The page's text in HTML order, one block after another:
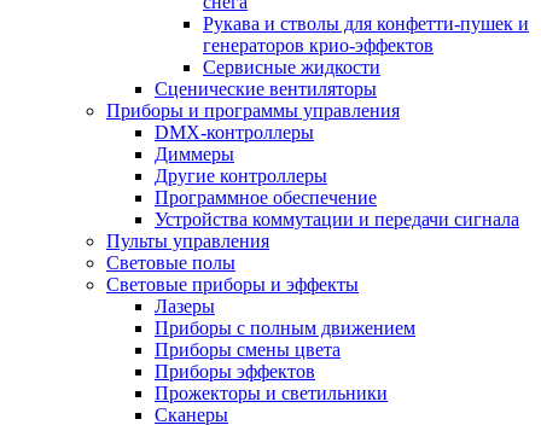
Рукава и стволы для конфетти-пушек и
генераторов крио-эффектов
Сервисные жидкости
Сценические вентиляторы
Приборы и программы управления
DMX-контроллеры
Диммеры
Другие контроллеры
Программное обеспечение
Устройства коммутации и передачи сигнала
Пульты управления
Световые полы
Световые приборы и эффекты
Лазеры
Приборы с полным движением
Приборы смены цвета
Приборы эффектов
Прожекторы и светильники
Сканеры